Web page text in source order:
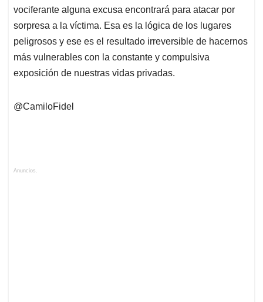
vociferante alguna excusa encontrará para atacar por
sorpresa a la víctima. Esa es la lógica de los lugares
peligrosos y ese es el resultado irreversible de hacernos
más vulnerables con la constante y compulsiva
exposición de nuestras vidas privadas.
@CamiloFidel
Anuncios.